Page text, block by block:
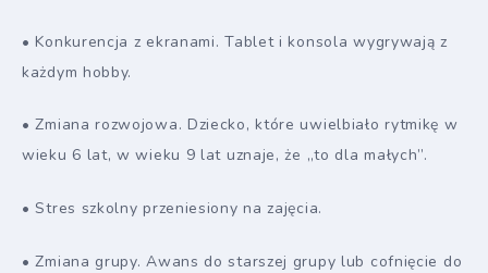
• Konkurencja z ekranami. Tablet i konsola wygrywają z
każdym hobby.
• Zmiana rozwojowa. Dziecko, które uwielbiało rytmikę w
wieku 6 lat, w wieku 9 lat uznaje, że „to dla małych”.
• Stres szkolny przeniesiony na zajęcia.
• Zmiana grupy. Awans do starszej grupy lub cofnięcie do